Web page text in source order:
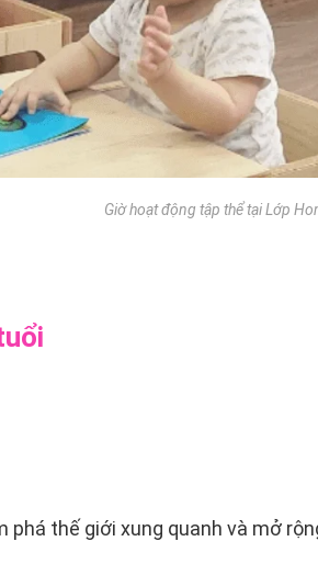
Giờ hoạt động tập thể tại Lớp
thế giới xung quanh và mở